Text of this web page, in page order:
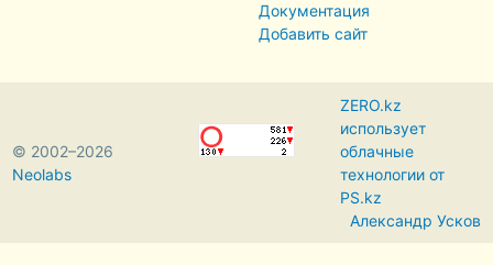
Документация
Добавить сайт
© 2002–2026
Neolabs
ZERO.kz
использует
облачные
технологии от
PS.kz
Александр Усков